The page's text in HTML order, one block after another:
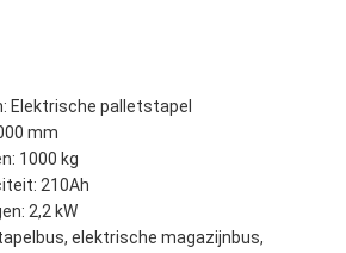
Elektrische palletstapel
mm
1000 kg
210Ah
2,2 kW
elektrische magazijnbus,